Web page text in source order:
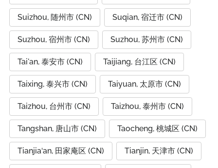
Suizhou, 随州市 (CN) Suqian, 宿迁市 (CN)
Suzhou, 宿州市 (CN) Suzhou, 苏州市 (CN)
Tai'an, 泰安市 (CN) Taijiang, 台江区 (CN)
Taixing, 泰兴市 (CN) Taiyuan, 太原市 (CN)
Taizhou, 台州市 (CN) Taizhou, 泰州市 (CN)
Tangshan, 唐山市 (CN) Taocheng, 桃城区 (CN)
Tianjia‘an, 田家庵区 (CN) Tianjin, 天津市 (CN)